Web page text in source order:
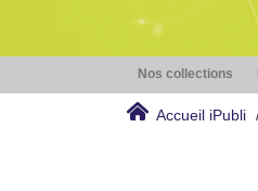
Nos collections
Accueil iPubli